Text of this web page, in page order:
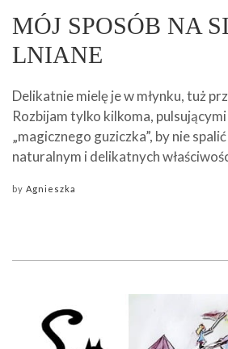
MÓJ SPOSÓB NA
LNIANE
Delikatnie mielę je w młynku, tuż
Rozbijam tylko kilkoma,
„magicznego guziczka”, by nie
naturalnym i delikatnych
by Agnieszka